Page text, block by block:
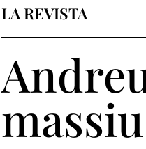
LA REVISTA